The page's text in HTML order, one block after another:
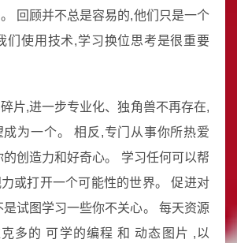
回顾并不总是容易的,他们只是一个
们使用技术,学习换位思考是很重要
片,进一步专业化、独角兽不再存在,
为一个。 相反,专门从事你所热爱
创造力和好奇心。 学习任何可以帮
或打开一个可能性的世界。 促进对
试图学习一些你不关心。 每天资源
多的 可学的编程 和 动态图片 ,以